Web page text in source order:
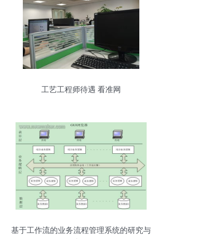
工艺工程师待遇 看准网
基于工作流的业务流程管理系统的研究与